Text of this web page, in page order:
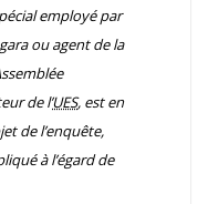
employé par
ou agent de la
de l’UES, est en
de l’enquête,
à l’égard de